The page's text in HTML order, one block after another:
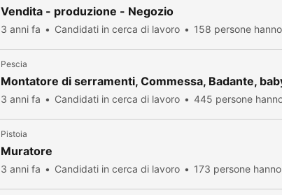
Vendita - produzione - Negozio
3 anni fa Candidati in cerca di lavoro 158 persone
Pescia
Montatore di serramenti, Commessa, Badante,
3 anni fa Candidati in cerca di lavoro 445 persone
Pistoia
Muratore
3 anni fa Candidati in cerca di lavoro 173 persone